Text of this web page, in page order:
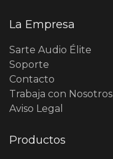
La Empresa
Sarte Audio Élite
Soporte
Contacto
Trabaja con Nosotros
Aviso Legal
Productos